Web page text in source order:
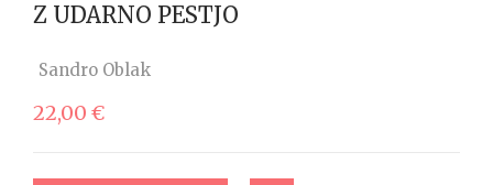
Z UDARNO PESTJO
Sandro Oblak
22,00 €